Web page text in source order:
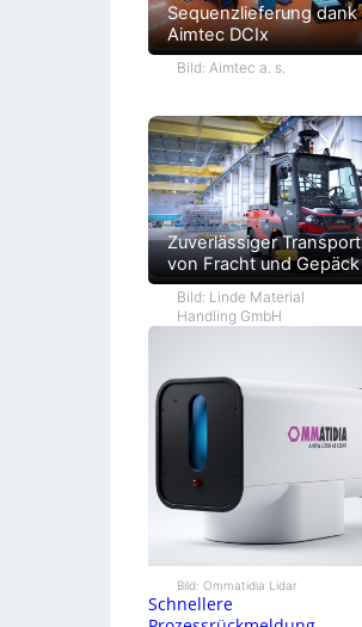
Sequenzlieferung dank
Aimtec DCIx
Bild: Aimtec a. s.
Zuverlässiger Transport
von Fracht und Gepäck
Bild: Linde Material
Handling GmbH
Bild: Ommatidia Lidar
Schnellere